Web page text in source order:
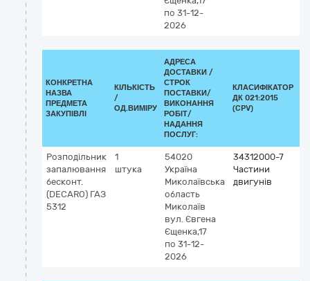
по 31-12-
2026
КОНКРЕТНА
НАЗВА
ПРЕДМЕТА
ЗАКУПІВЛІ
КІЛЬКІСТЬ
/
ОД.ВИМІРУ
АДРЕСА
ДОСТАВКИ /
СТРОК
ПОСТАВКИ/
ВИКОНАННЯ
РОБІТ/
НАДАННЯ
ПОСЛУГ:
КЛАСИФІКАТОР
ДК 021:2015
(CPV)
Розподільник
запалювання
бесконт.
(DECARO) ГАЗ
5312
1
штука
54020
Україна
Миколаївська
область
Миколаїв
вул. Євгена
Єщенка,17
по 31-12-
2026
34312000-7
Частини
двигунів